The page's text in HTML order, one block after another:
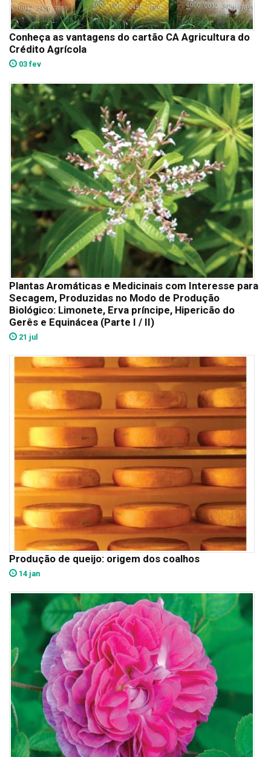
Conheça as vantagens do cartão CA Agricultura do
Crédito Agrícola
03 fev
Plantas Aromáticas e Medicinais com Interesse para
Secagem, Produzidas no Modo de Produção
Biológico: Limonete, Erva príncipe, Hipericão do
Gerês e Equinácea (Parte I / II)
21 jul
Produção de queijo: origem dos coalhos
14 jan